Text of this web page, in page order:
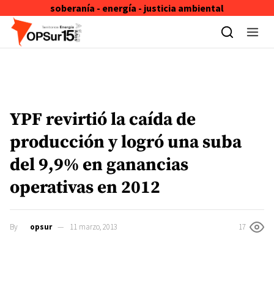
soberanía - energía - justicia ambiental
Skip to content
YPF revirtió la caída de
producción y logró una suba
del 9,9% en ganancias
operativas en 2012
By opsur 11 marzo, 2013 17